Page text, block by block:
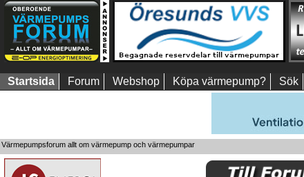
Startsida Forum Webshop Köpa värmepump? Sök
Värmepumpsforum allt om värmepump och värmepumpar